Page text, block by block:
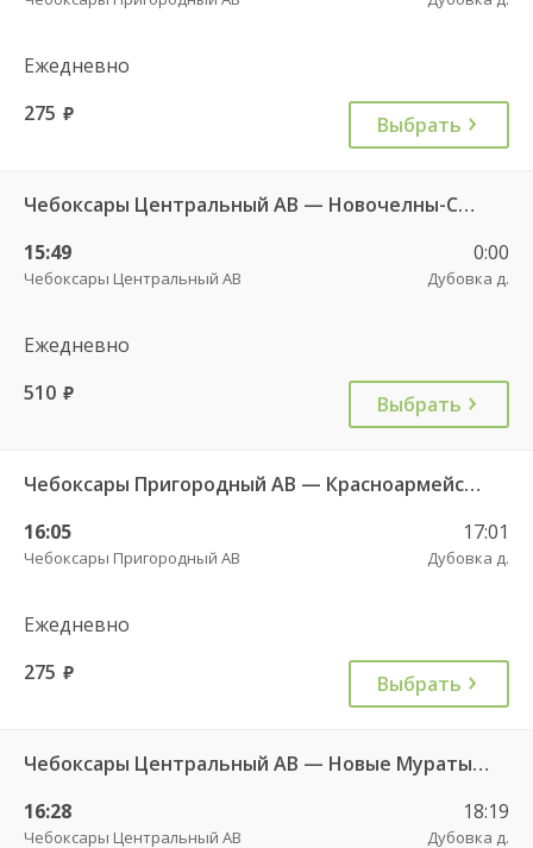
Ежедневно
275 руб. Выбрать
Чебоксары Центральный АВ — Новочелны-Сюрбеево с. 544
15:49
Чебоксары Центральный АВ
0:00
Дубовка д.
Ежедневно
510 руб. Выбрать
Чебоксары Пригородный АВ — Красноармейское с. ДКП 121
16:05
Чебоксары Пригородный АВ
17:01
Дубовка д.
Ежедневно
275 руб. Выбрать
Чебоксары Центральный АВ — Новые Мураты д. ч/з Комсомольское с. ДКП 626
16:28
Чебоксары Центральный АВ
18:19
Дубовка д.